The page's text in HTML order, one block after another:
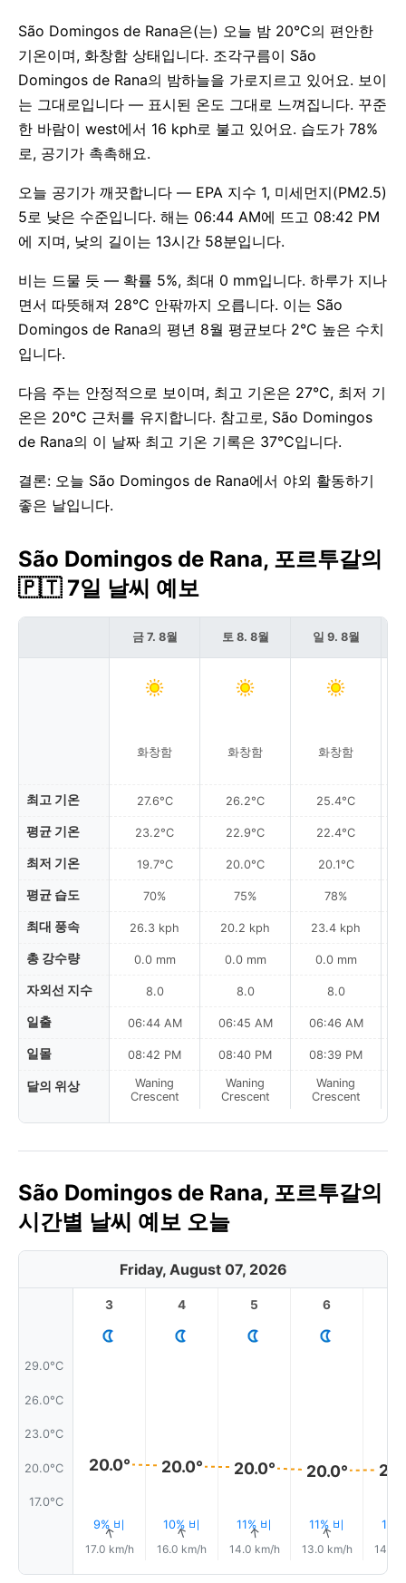
São Domingos de Rana은(는) 오늘 밤 20°C의 편안한
기온이며, 화창함 상태입니다. 조각구름이 São
Domingos de Rana의 밤하늘을 가로지르고 있어요. 보이
는 그대로입니다 — 표시된 온도 그대로 느껴집니다. 꾸준
한 바람이 west에서 16 kph로 불고 있어요. 습도가 78%
로, 공기가 촉촉해요.
오늘 공기가 깨끗합니다 — EPA 지수 1, 미세먼지(PM2.5)
5로 낮은 수준입니다. 해는 06:44 AM에 뜨고 08:42 PM
에 지며, 낮의 길이는 13시간 58분입니다.
비는 드물 듯 — 확률 5%, 최대 0 mm입니다. 하루가 지나
면서 따뜻해져 28°C 안팎까지 오릅니다. 이는 São
Domingos de Rana의 평년 8월 평균보다 2°C 높은 수치
입니다.
다음 주는 안정적으로 보이며, 최고 기온은 27°C, 최저 기
온은 20°C 근처를 유지합니다. 참고로, São Domingos
de Rana의 이 날짜 최고 기온 기록은 37°C입니다.
결론: 오늘 São Domingos de Rana에서 야외 활동하기
좋은 날입니다.
São Domingos de Rana, 포르투갈의
🇵🇹 7일 날씨 예보
최고 기온
평균 기온
최저 기온
평균 습도
최대 풍속
총 강수량
자외선 지수
일출
일몰
달의 위상
금 7. 8월
화창함
27.6°C
23.2°C
19.7°C
70%
26.3 kph
0.0 mm
8.0
06:44 AM
08:42 PM
Waning
Crescent
토 8. 8월
화창함
26.2°C
22.9°C
20.0°C
75%
20.2 kph
0.0 mm
8.0
06:45 AM
08:40 PM
Waning
Crescent
일 9. 8월
화창함
25.4°C
22.4°C
20.1°C
78%
23.4 kph
0.0 mm
8.0
06:46 AM
08:39 PM
Waning
Crescent
São Domingos de Rana, 포르투갈의
시간별 날씨 예보 오늘
Friday, August 07, 2026
29.0°C
26.0°C
23.0°C
20.0°C
17.0°C
3
20.0°
9% 비
↑
17.0 km/h
4
20.0°
10% 비
↑
16.0 km/h
5
20.0°
11% 비
↑
14.0 km/h
6
20.0°
11% 비
↑
13.0 km/h
11%
14.0